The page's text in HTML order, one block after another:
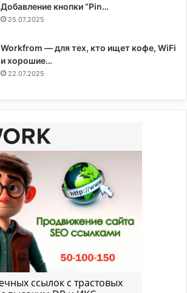
Добавление кнопки “Pin…
25.07.2025
Workfrom — для тех, кто ищет кофе, WiFi
и хорошие…
22.07.2025